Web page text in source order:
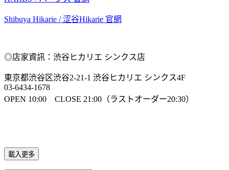
Shibuya Hikarie / 涩谷Hikarie 官網
◎店家資訊：渋谷ヒカリエ シンクス店
東京都渋谷区渋谷2-21-1 渋谷ヒカリエ シンクス4F
03-6434-1678
OPEN 10:00 CLOSE 21:00（ラストオーダー20:30）
載入更多